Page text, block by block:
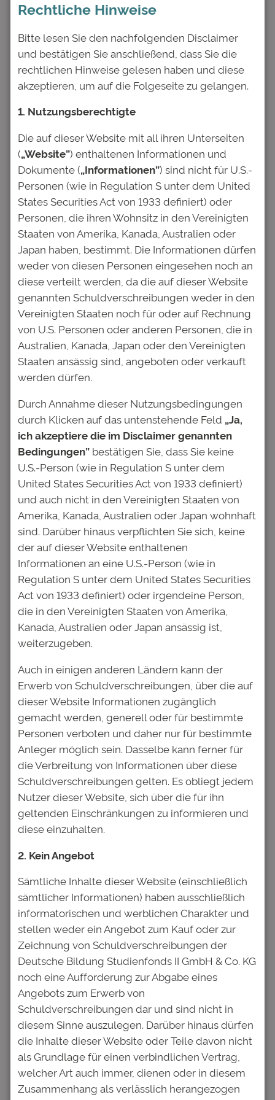
Bildung AG
„Nachhaltige Kapitalanlage“ hat sich zu einem
Lieblingsslogan der Finanzbranche
Konferenz oder einen Research-Artikel, der
Investments hervorhebt. Und es ist ja
tatsächlich empirisch belegt, dass
Investitionen in nachhaltig orientierte
Anlageformen langfristig eine höhere
Rendite erzielen als klassische Anlagen ohne
Nachhaltigkeitsfilter.
Während der Markt sogenannter „Green
Bonds“, die mit ihren Erlösen
umweltschützende Projekte unterstützen
oder den Klimawandel bekämpfen
inzwischen so groß ist, dass er sogar mit
eigenen Prinzipien – den „Green Bond
Principles“ des Branchenverbandes ICMA –
geregelt wird, sind Investitionen in anderen
Nachhaltigkeitsziele bislang nur sehr
Kapitalgeber, die sich für das UN
Nachhaltigkeitsziel Bildung engagieren
möchten, finden nahezu keine
Investitionsmöglichkeiten. Die großen
deutschen Fondgesellschaften bieten keinen
einzigen Fonds an, der explizit in die
Anlageklasse Bildung investiert und darüber
Erträge generiert. Es gibt auch keinen ETF
oder Zertifikat, mit dem man direkt die
Bildungsperspektiven unserer
Nachwuchsakademiker fördern könnte.
Nachhaltig in Bildung investieren
Es gibt allerdings eine Alternative! Der
Deutsche Bildung Studienfonds hat
inzwischen drei Anleihen begeben, die
vollständig am Markt platziert werden
konnten. Diese Anleihen haben jeweils ein
Volumen von 10 Millionen Euro und sind an
mehreren deutschen Börsenplätzen notiert.
Dadurch haben Privatanleger an jedem
Börsenhandelstag die Möglichkeit des
Handelns – ganz einfach über ihre Depotbank
oder ihren Broker.
Allerdings dürfen viele professionelle
Investoren wie Banken, Fonds, Stiftungen und
Vermögensverwalter unsere Anleihen gar
vermeintliche Kleinteiligkeit oder aber ein
fehlendes Rating. Was bedeutet das?
Viele institutionelle Investoren haben harte
Anlagekriterien, die ein Investment in
Anleihen nur mit einem ausstehenden
Mindestvolumen von z.B. €500mio erlauben.
Sehr häufig ist auch vorgegeben, dass die
Investition von mindestens einer der drei
großen US-amerikanischen Ratingagenturen
mit einer Bewertung versehen sein muss.
Ein solches Rating bei Moodys, S&P oder
Fitch zu erwerben, wäre für unsere Anleihen
extrem kostspielig. Dieses Geld stecken wir
Rechtliche Hinweise
Bitte lesen Sie den nachfolgenden Disclaimer
und bestätigen Sie anschließend, dass Sie die
rechtlichen Hinweise gelesen haben und diese
akzeptieren, um auf die Folgeseite zu gelangen.
1. Nutzungsberechtigte
Die auf dieser Website mit all ihren Unterseiten
(„Website”) enthaltenen Informationen und
Dokumente („Informationen”) sind nicht für U.S.-
Personen (wie in Regulation S unter dem United
States Securities Act von 1933 definiert) oder
Personen, die ihren Wohnsitz in den Vereinigten
Staaten von Amerika, Kanada, Australien oder
Japan haben, bestimmt. Die Informationen dürfen
weder von diesen Personen eingesehen noch an
diese verteilt werden, da die auf dieser Website
genannten Schuldverschreibungen weder in den
Vereinigten Staaten noch für oder auf Rechnung
von U.S. Personen oder anderen Personen, die in
Australien, Kanada, Japan oder den Vereinigten
Staaten ansässig sind, angeboten oder verkauft
werden dürfen.
Durch Annahme dieser Nutzungsbedingungen
durch Klicken auf das untenstehende Feld „Ja,
ich akzeptiere die im Disclaimer genannten
Bedingungen” bestätigen Sie, dass Sie keine
U.S.-Person (wie in Regulation S unter dem
United States Securities Act von 1933 definiert)
und auch nicht in den Vereinigten Staaten von
Amerika, Kanada, Australien oder Japan wohnhaft
sind. Darüber hinaus verpflichten Sie sich, keine
der auf dieser Website enthaltenen
Informationen an eine U.S.-Person (wie in
Regulation S unter dem United States Securities
Act von 1933 definiert) oder irgendeine Person,
die in den Vereinigten Staaten von Amerika,
Kanada, Australien oder Japan ansässig ist,
weiterzugeben.
Auch in einigen anderen Ländern kann der
Erwerb von Schuldverschreibungen, über die auf
dieser Website Informationen zugänglich
gemacht werden, generell oder für bestimmte
Personen verboten und daher nur für bestimmte
Anleger möglich sein. Dasselbe kann ferner für
die Verbreitung von Informationen über diese
Schuldverschreibungen gelten. Es obliegt jedem
Nutzer dieser Website, sich über die für ihn
geltenden Einschränkungen zu informieren und
diese einzuhalten.
2. Kein Angebot
Sämtliche Inhalte dieser Website (einschließlich
sämtlicher Informationen) haben ausschließlich
informatorischen und werblichen Charakter und
stellen weder ein Angebot zum Kauf oder zur
Zeichnung von Schuldverschreibungen der
Deutsche Bildung Studienfonds II GmbH & Co. KG
noch eine Aufforderung zur Abgabe eines
Angebots zum Erwerb von
Schuldverschreibungen dar und sind nicht in
diesem Sinne auszulegen. Darüber hinaus dürfen
die Inhalte dieser Website oder Teile davon nicht
als Grundlage für einen verbindlichen Vertrag,
welcher Art auch immer, dienen oder in diesem
Zusammenhang als verlässlich herangezogen